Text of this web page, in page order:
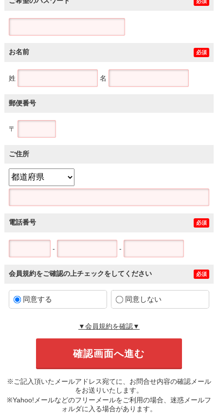
お名前 必須
姓 名
郵便番号
〒
ご住所
電話番号 必須
- -
会員規約をご確認の上チェックをしてください 必須
同意する 同意しない
▼会員規約を確認▼
※ご記入頂いたメールアドレス宛てに、お問合せ内容の確認メール
をお送りいたします。
※Yahoo!メールなどのフリーメールをご利用の場合、迷惑メールフ
ォルダに入る場合があります。